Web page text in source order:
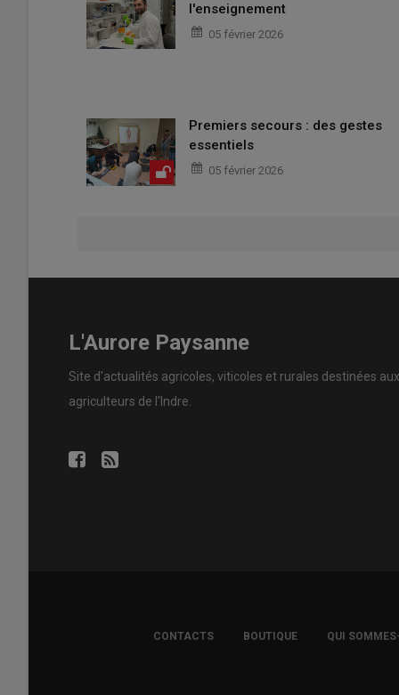
l'enseignement
05 février 2026
Premiers secours : des gestes
essentiels
05 février 2026
L'Aurore Paysanne
Site d'actualités agricoles, viticoles et rurales destinées aux
agriculteurs de l'Indre.
COPYRIGHTCONTACTS BOUTIQUE QUI